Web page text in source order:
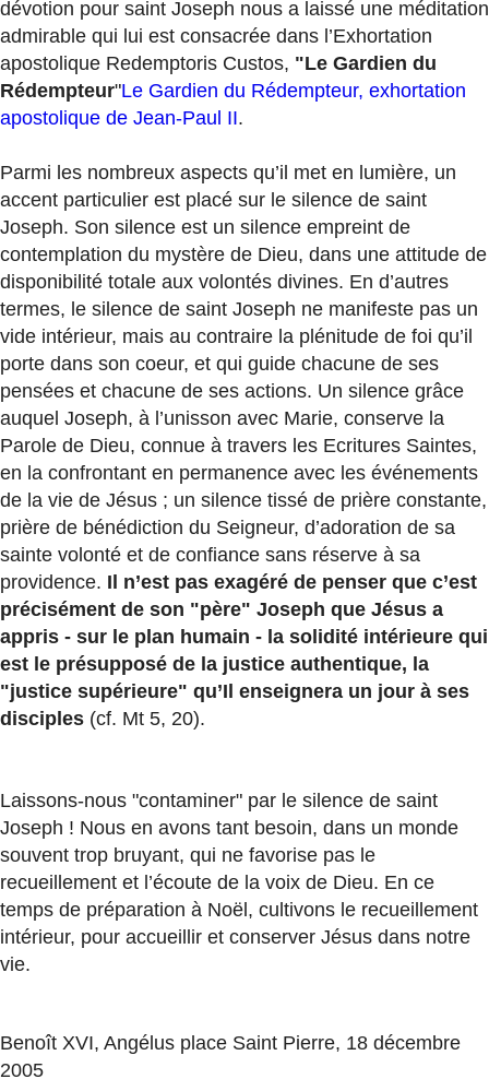
dévotion pour saint Joseph nous a laissé une méditation
admirable qui lui est consacrée dans l’Exhortation
apostolique Redemptoris Custos, "Le Gardien du
Rédempteur"Le Gardien du Rédempteur, exhortation
apostolique de Jean-Paul II.
Parmi les nombreux aspects qu’il met en lumière, un
accent particulier est placé sur le silence de saint
Joseph. Son silence est un silence empreint de
contemplation du mystère de Dieu, dans une attitude de
disponibilité totale aux volontés divines. En d’autres
termes, le silence de saint Joseph ne manifeste pas un
vide intérieur, mais au contraire la plénitude de foi qu’il
porte dans son coeur, et qui guide chacune de ses
pensées et chacune de ses actions. Un silence grâce
auquel Joseph, à l’unisson avec Marie, conserve la
Parole de Dieu, connue à travers les Ecritures Saintes,
en la confrontant en permanence avec les événements
de la vie de Jésus ; un silence tissé de prière constante,
prière de bénédiction du Seigneur, d’adoration de sa
sainte volonté et de confiance sans réserve à sa
providence. Il n’est pas exagéré de penser que c’est
précisément de son "père" Joseph que Jésus a
appris - sur le plan humain - la solidité intérieure qui
est le présupposé de la justice authentique, la
"justice supérieure" qu’Il enseignera un jour à ses
disciples (cf. Mt 5, 20).
Laissons-nous "contaminer" par le silence de saint
Joseph ! Nous en avons tant besoin, dans un monde
souvent trop bruyant, qui ne favorise pas le
recueillement et l’écoute de la voix de Dieu. En ce
temps de préparation à Noël, cultivons le recueillement
intérieur, pour accueillir et conserver Jésus dans notre
vie.
Benoît XVI, Angélus place Saint Pierre, 18 décembre
2005